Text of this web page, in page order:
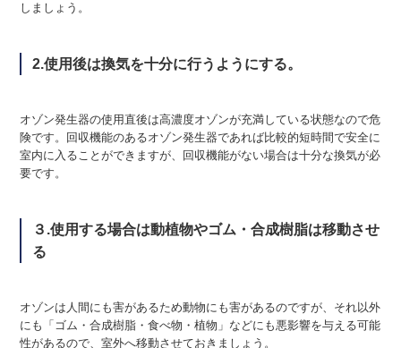
しましょう。
2.使用後は換気を十分に行うようにする。
オゾン発生器の使用直後は高濃度オゾンが充満している状態なので危
険です。回収機能のあるオゾン発生器であれば比較的短時間で安全に
室内に入ることができますが、回収機能がない場合は十分な換気が必
要です。
３.使用する場合は動植物やゴム・合成樹脂は移動させ
る
オゾンは人間にも害があるため動物にも害があるのですが、それ以外
にも「ゴム・合成樹脂・食べ物・植物」などにも悪影響を与える可能
性があるので、室外へ移動させておきましょう。